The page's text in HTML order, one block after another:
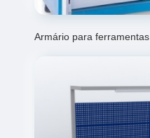
Armário para ferramentas